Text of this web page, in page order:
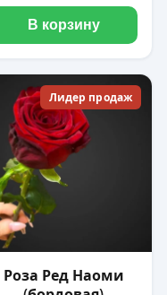
В корзину
Лидер продаж
Роза Ред Наоми